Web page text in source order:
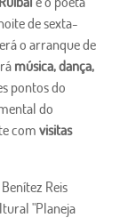
de sexta-
o arranque de
música, dança,
pontos do
do
com visitas
Reis
"Planeja